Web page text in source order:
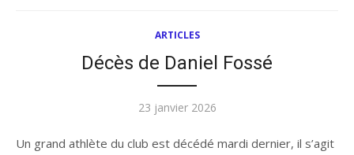
ARTICLES
Décès de Daniel Fossé
Publié
23 janvier 2026
Un grand athlète du club est décédé mardi dernier, il s’agit